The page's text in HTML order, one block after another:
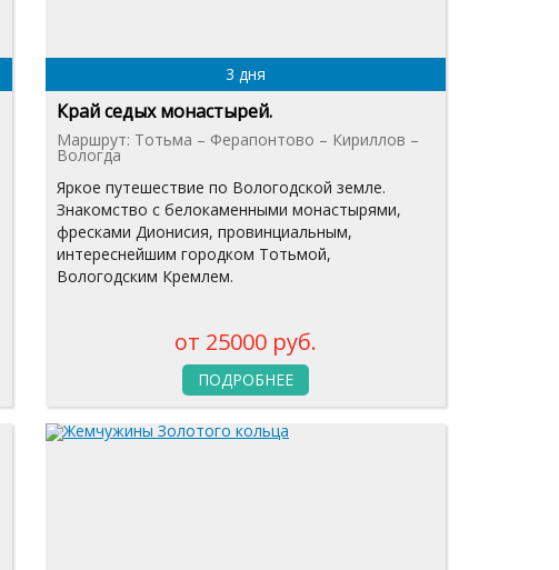
3 дня
Край седых монастырей.
Маршрут: Тотьма – Ферапонтово – Кириллов –
Вологда
Яркое путешествие по Вологодской земле.
Знакомство с белокаменными монастырями,
фресками Дионисия, провинциальным,
интереснейшим городком Тотьмой,
Вологодским Кремлем.
от 25000 руб.
ПОДРОБНЕЕ